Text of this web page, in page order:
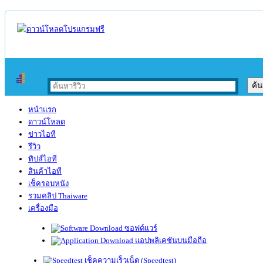
หน้าแรก
ดาวน์โหลด
ข่าวไอที
รีวิว
ทิปส์ไอที
สินค้าไอที
เช็ครอบหนัง
รวมคลิป Thaiware
เครื่องมือ
ซอฟต์แวร์
แอปพลิเคชันบนมือถือ
เช็คความเร็วเน็ต (Speedtest)